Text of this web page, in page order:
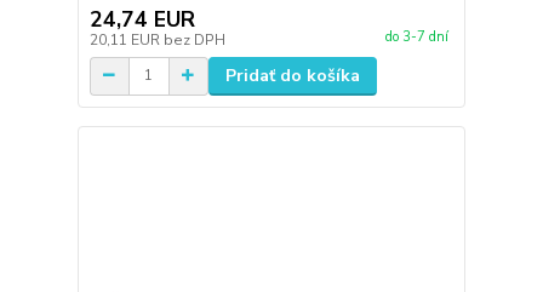
24,74 EUR
20,11 EUR bez DPH do 3-7 dní
Pridať do košíka